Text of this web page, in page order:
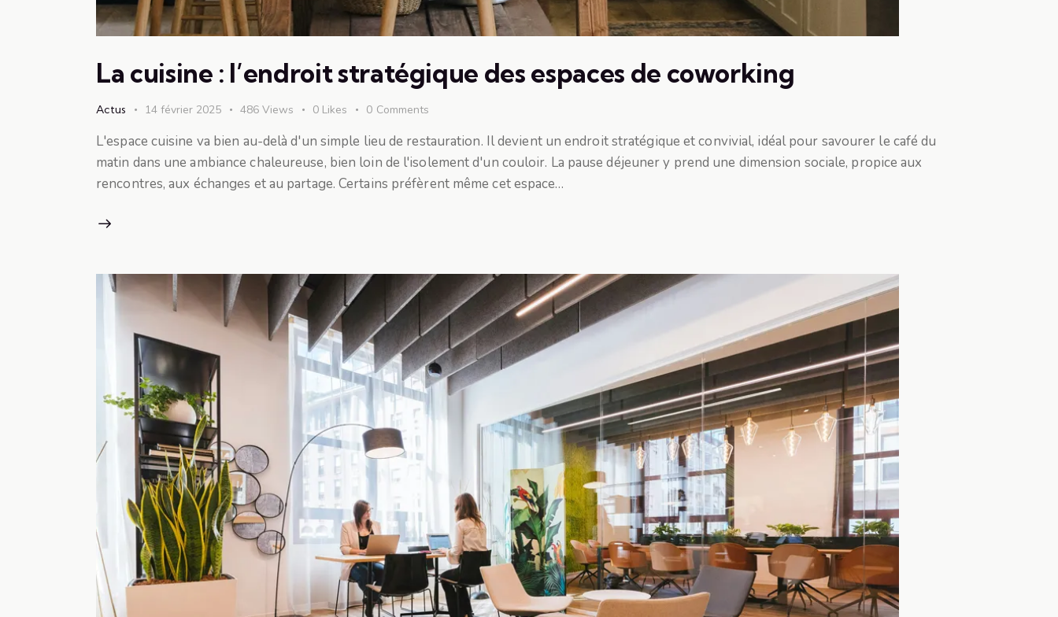
La cuisine : l’endroit stratégique des espaces de coworking
Actus 14 février 2025 486 Views 0 Likes 0 Comments
L'espace cuisine va bien au-delà d'un simple lieu de restauration. Il devient un endroit stratégique et convivial, idéal pour savourer le café du
matin dans une ambiance chaleureuse, bien loin de l'isolement d'un couloir. La pause déjeuner y prend une dimension sociale, propice aux
rencontres, aux échanges et au partage. Certains préfèrent même cet espace…